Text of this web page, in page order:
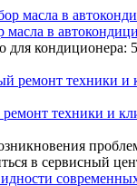
в
для кондиционера:
техники и
в сервисный